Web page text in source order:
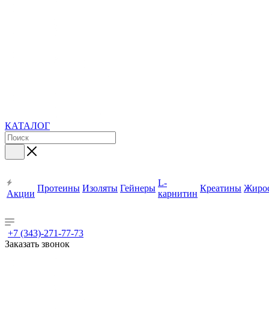
КАТАЛОГ
Акции
Протеины Изоляты Гейнеры
L-
карнитин
Креатины
+7 (343)-271-77-73
Заказать звонок